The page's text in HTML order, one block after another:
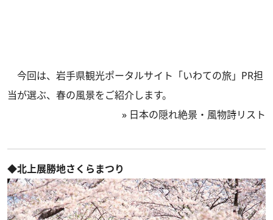
今回は、岩手県観光ポータルサイト「いわての旅」PR担
当が選ぶ、春の風景をご紹介します。
» 日本の隠れ絶景・風物詩リスト
◆北上展勝地さくらまつり